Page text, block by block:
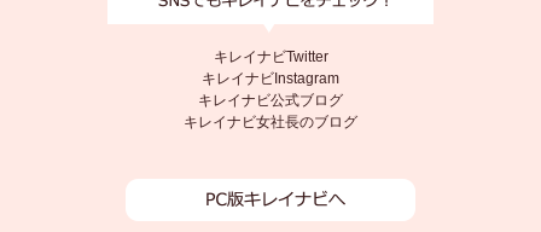
キレイナビTwitter
キレイナビInstagram
キレイナビ公式ブログ
キレイナビ女社長のブログ